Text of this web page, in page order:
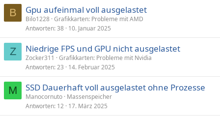
B Gpu aufeinmal voll ausgelastet
Bilo1228 Grafikkarten: Probleme mit AMD
Antworten 38 10. Januar 2025
Z Niedrige FPS und GPU nicht ausgelastet
Zocker311
Grafikkarten: Probleme mit Nvidia
Antworten 23 14. Februar 2025
M SSD Dauerhaft voll ausgelastet ohne Prozesse
Manocornuto Massenspeicher
Antworten 12 17. März 2025